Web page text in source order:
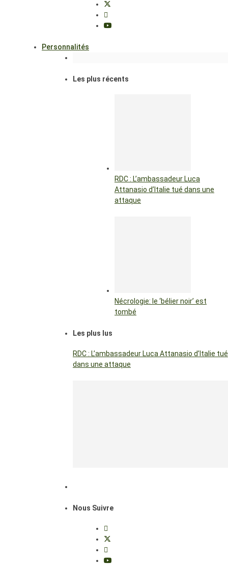
Personnalités
Les plus récents
RDC : L’ambassadeur Luca
Attanasio d’Italie tué dans une
attaque
Nécrologie: le ‘bélier noir’ est
tombé
Les plus lus
RDC : L’ambassadeur Luca Attanasio d’Italie tué
dans une attaque
Nous Suivre